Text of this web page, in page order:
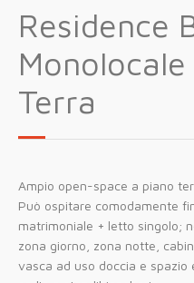
Residence
Terra
Ampio open-space a piano
Può ospitare comodamente
matrimoniale + letto singolo;
zona giorno, zona notte,
vasca ad uso doccia e spazio